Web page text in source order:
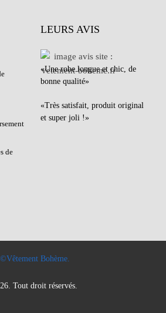
de
LEURS AVIS
«Une robe longue et chic, de
bonne qualité»
«Très satisfait, produit original
et super joli !»
©Vêtement Bohème.
Tout droit réservés.